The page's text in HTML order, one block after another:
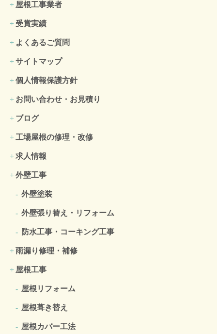
屋根工事業者
受賞実績
よくあるご質問
サイトマップ
個人情報保護方針
お問い合わせ・お見積り
ブログ
工場屋根の修理・改修
求人情報
外壁工事
外壁塗装
外壁張り替え・リフォーム
防水工事・コーキング工事
雨漏り修理・補修
屋根工事
屋根リフォーム
屋根葺き替え
屋根カバー工法